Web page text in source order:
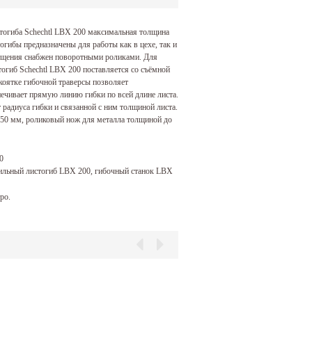
Schechtl LBX 200 максимальная толщина
предназначены для работы как в цехе, так и
снабжен поворотными роликами. Для
Schechtl LBX 200 поставляется со съёмной
гибочной траверсы позволяет
прямую линию гибки по всей длине листа.
гибки и связанной с ним толщиной листа.
мм, роликовый нож для металла толщиной до
листогиб LBX 200, гибочный станок LBX